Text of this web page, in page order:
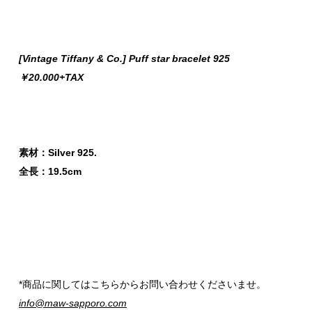
[Vintage Tiffany & Co.] Puff star bracelet 925
￥20.000+TAX
素材：Silver 925.
全長：19.5cm
*商品に関してはこちらからお問い合わせくださいませ。
info@maw-sapporo.com